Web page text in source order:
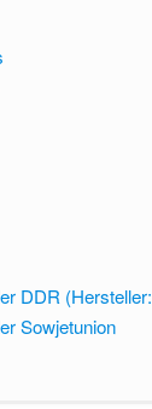
DDR
Sowjetunion